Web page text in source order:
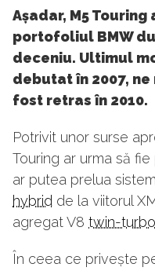
Așadar, M5
portofoliul BMW
deceniu. Ultimul
debutat în 2007, ne
fost retras în 2010.
Potrivit unor surse
Touring ar urma să
ar putea prelua
hybrid de la viitorul
agregat V8 twin-turbo
În ceea ce privește